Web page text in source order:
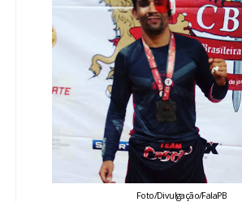
ENQUETE
Foto/Divulgação/FalaPB